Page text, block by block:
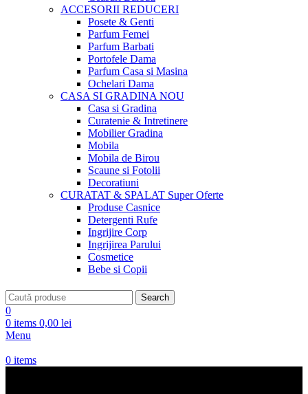
ACCESORII REDUCERI
Posete & Genti
Parfum Femei
Parfum Barbati
Portofele Dama
Parfum Casa si Masina
Ochelari Dama
CASA SI GRADINANOU
Casa si Gradina
Curatenie & Intretinere
Mobilier Gradina
Mobila
Mobila de Birou
Scaune si Fotolii
Decoratiuni
CURATAT & SPALAT Super Oferte
Produse Casnice
Detergenti Rufe
Ingrijire Corp
Ingrijirea Parului
Cosmetice
Bebe si Copii
Search
0
0 items 0,00 lei
Menu
0 items